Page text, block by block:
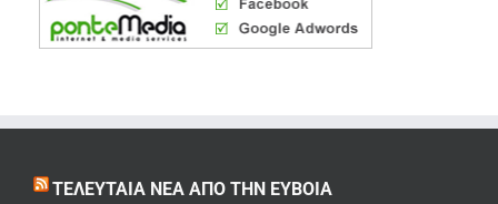
ΤΕΛΕΥΤΑΊΑ ΝΈΑ ΑΠΌ ΤΗΝ ΕΎΒΟΙΑ